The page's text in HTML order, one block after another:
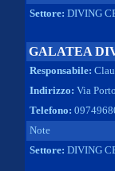
Settore: DIVING
GALATEA
Responsabile:
Indirizzo: Via
Telefono:
Note
Settore: DIVING